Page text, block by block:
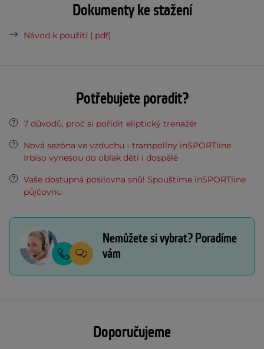
Dokumenty ke stažení
Návod k použití (.pdf)
Potřebujete poradit?
7 důvodů, proč si pořídit eliptický trenažér
Nová sezóna ve vzduchu - trampolíny inSPORTline
Irbiso vynesou do oblak děti i dospělé
Vaše dostupná posilovna snů! Spouštíme inSPORTline
půjčovnu
Nemůžete si vybrat? Poradíme
vám
Doporučujeme